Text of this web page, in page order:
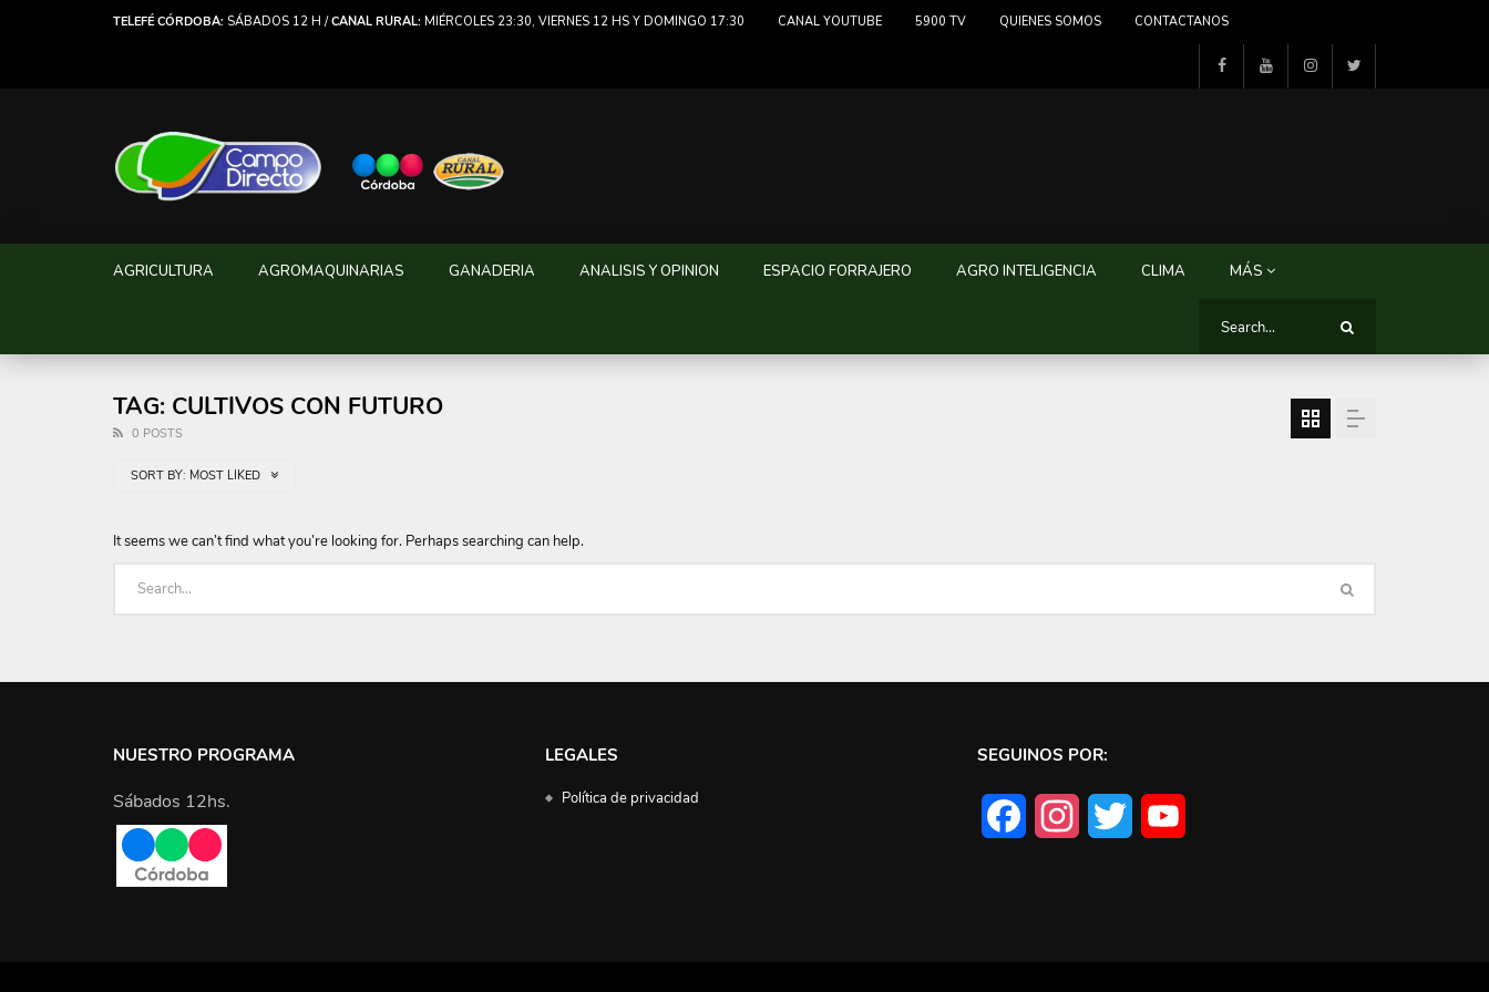
TELEFÉ CÓRDOBA: SÁBADOS 12 H /CANAL RURAL: MIÉRCOLES 23:30, VIERNES 12 HS Y DOMINGO 17:30 CANAL YOUTUBE 5900 TV QUIENES SOMOS CONTACTANOS
AGRICULTURA AGROMAQUINARIAS GANADERIA ANALISIS Y OPINION ESPACIO FORRAJERO AGRO INTELIGENCIA CLIMA MÁS
TAG: CULTIVOS CON FUTURO
0 POSTS
SORT BY: MOST LIKED
It seems we can’t find what you’re looking for. Perhaps searching can help.
NUESTRO PROGRAMA
Sábados 12hs.
LEGALES
Política de privacidad
SEGUINOS POR:
FacebookInstagramTwitter